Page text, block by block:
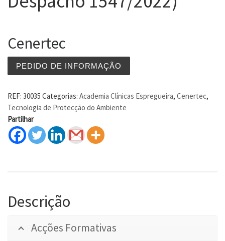
Cenertec
PEDIDO DE INFORMAÇÃO
REF: 30035 Categorias: Academia Clínicas Espregueira, Cenertec,
Tecnologia de Protecção do Ambiente
Partilhar
Descrição
Acções Formativas